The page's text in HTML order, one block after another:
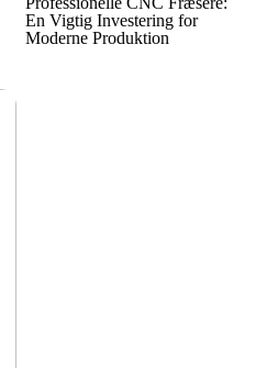
En Vigtig Investering for
Moderne Produktion